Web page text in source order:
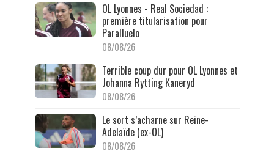
OL Lyonnes - Real Sociedad :
première titularisation pour
Paralluelo
08/08/26
Terrible coup dur pour OL Lyonnes et
Johanna Rytting Kaneryd
08/08/26
Le sort s’acharne sur Reine-
Adelaïde (ex-OL)
08/08/26